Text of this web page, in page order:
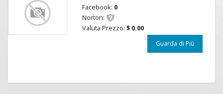
Facebook: 0
Norton:
Valuta Prezzo: $ 0.00
Guarda di Più